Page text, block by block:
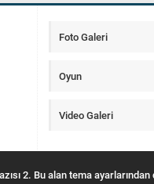
Foto Galeri
Oyun
Video Galeri
2. Bu alan tema